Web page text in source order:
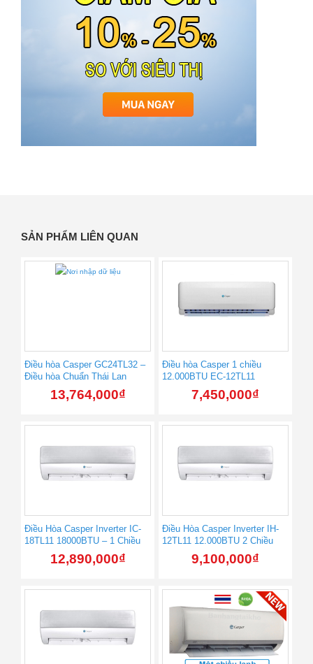
SẢN PHẨM LIÊN QUAN
Điều hòa Casper GC24TL32 –
Điều hòa Chuẩn Thái Lan
13,764,000₫
Điều hòa Casper 1 chiều
12.000BTU EC-12TL11
7,450,000₫
Điều Hòa Casper Inverter IC-
18TL11 18000BTU – 1 Chiều
12,890,000₫
Điều Hòa Casper Inverter IH-
12TL11 12.000BTU 2 Chiều
9,100,000₫